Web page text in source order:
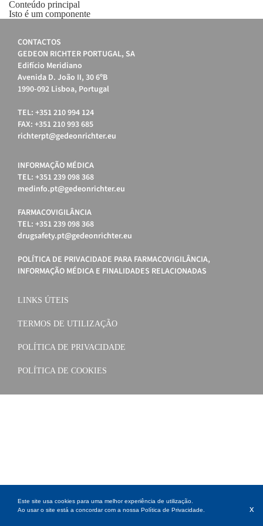
Conteúdo principal
Isto é um componente
CONTACTOS
GEDEON RICHTER PORTUGAL, SA
Edifício Meridiano
Avenida D. João II, 30 6ºB
1990-092 Lisboa, Portugal
TEL: +351 210 994 124
FAX: +351 210 993 685
richterpt@gedeonrichter.eu
INFORMAÇÃO MÉDICA
TEL: +351 239 098 368
medinfo.pt@gedeonrichter.eu
FARMACOVIGILÂNCIA
TEL: +351 239 098 368
drugsafety.pt@gedeonrichter.eu
POLÍTICA DE PRIVACIDADE PARA FARMACOVIGILÂNCIA,
INFORMAÇÃO MÉDICA E FINALIDADES RELACIONADAS
LINKS ÚTEIS
TERMOS DE UTILIZAÇÃO
POLÍTICA DE PRIVACIDADE
POLÍTICA DE COOKIES
Este site usa cookies para uma melhor experiência de utilização.
Ao usar o site está a concordar com a nossa Política de Privacidade x